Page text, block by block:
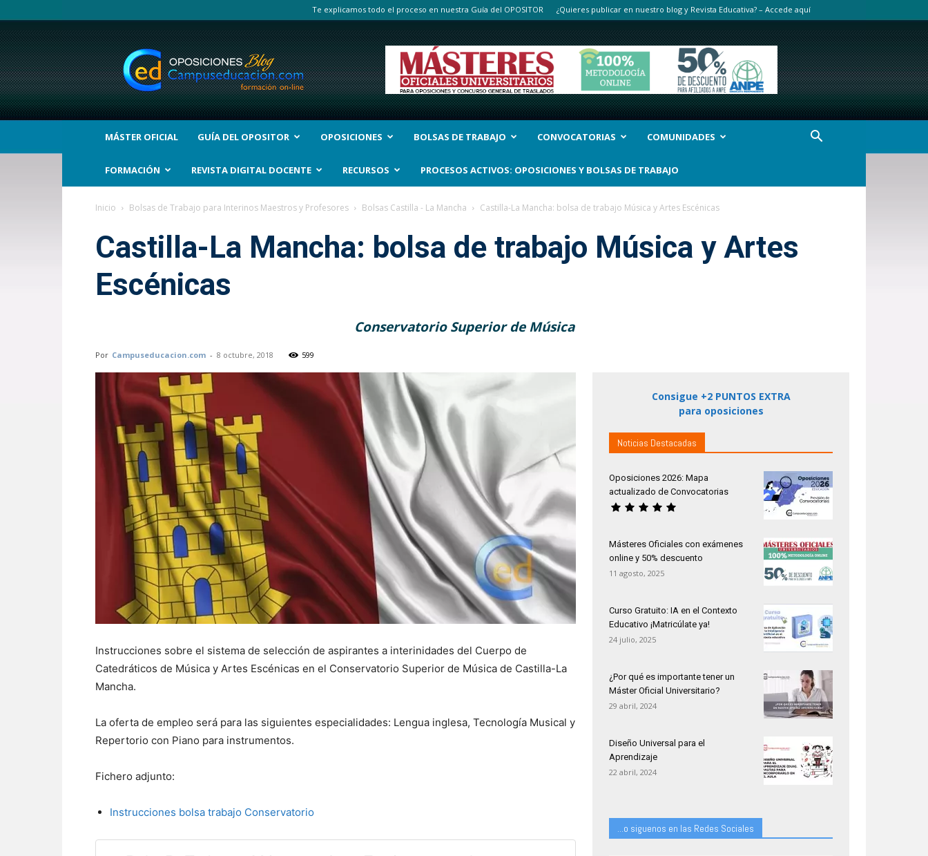
Te explicamos todo el proceso en nuestra Guía del OPOSITOR ¿Quieres publicar en nuestro blog y Revista Educativa? – Accede aquí
BLOG
Noticias
Oposiciones
y
bolsas
Trabajo
Interinos.
MÁSTER OFICIAL GUÍA DEL OPOSITOR OPOSICIONES BOLSAS DE TRABAJO CONVOCATORIAS COMUNIDADES
FORMACIÓN REVISTA DIGITAL DOCENTE RECURSOS PROCESOS ACTIVOS: OPOSICIONES Y BOLSAS DE TRABAJO
Inicio Bolsas de Trabajo para Interinos Maestros y Profesores Bolsas Castilla - La Mancha Castilla-La Mancha: bolsa de trabajo Música y Artes Escénicas
Castilla-La Mancha: bolsa de trabajo Música y Artes
Escénicas
Conservatorio Superior de Música
Por Campuseducacion.com - 8 octubre, 2018 599
Instrucciones sobre el sistema de selección de aspirantes a interinidades del Cuerpo de
Catedráticos de Música y Artes Escénicas en el Conservatorio Superior de Música de Castilla-La
Mancha.
La oferta de empleo será para las siguientes especialidades: Lengua inglesa, Tecnología Musical y
Repertorio con Piano para instrumentos.
Fichero adjunto:
Instrucciones bolsa trabajo Conservatorio
Consigue +2 PUNTOS EXTRA
para oposiciones
Noticias Destacadas
Oposiciones 2026: Mapa
actualizado de Convocatorias
Másteres Oficiales con exámenes
online y 50% descuento
11 agosto, 2025
Curso Gratuito: IA en el Contexto
Educativo ¡Matricúlate ya!
24 julio, 2025
¿Por qué es importante tener un
Máster Oficial Universitario?
29 abril, 2024
Diseño Universal para el
Aprendizaje
22 abril, 2024
...o siguenos en las Redes Sociales